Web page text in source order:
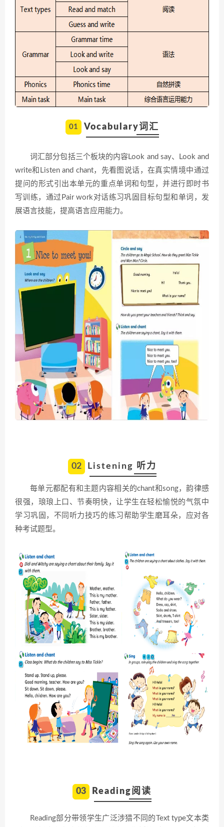
01 Vocabulary词汇
词汇部分包括三个板块的内容Look and say、Look and
write和Listen and chant，先看图说话，在真实情境中通过
提问的形式引出本单元的重点单词和句型，并进行即时书
写训练，通过Pair work对话练习巩固目标句型和单词，发
展语言技能，提高语言应用能力。
02 Listening 听力
每单元都配有和主题内容相关的chant和song，韵律感
很强，琅琅上口、节奏明快，让学生在轻松愉悦的气氛中
学习巩固，不同听力技巧的练习帮助学生磨耳朵，应对各
种考试题型。
03 Reading阅读
Reading部分带领学生广泛涉猎不同的Text type文本类